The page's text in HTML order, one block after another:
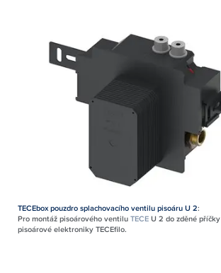
TECEbox pouzdro splachovacího ventilu pisoáru U 2:
Pro montáž pisoárového ventiluTECEU 2 do zděné
pisoárové elektronikyTECEfilo.